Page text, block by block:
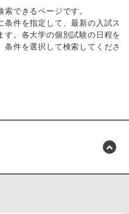
できるページです。
条件を指定して、最新の入試ス
す。各大学の個別試験の日程を
件を選択して検索してくださ